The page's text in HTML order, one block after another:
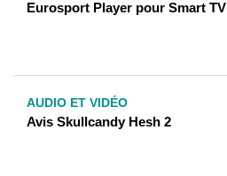
Eurosport Player pour Smart TV
AUDIO ET VIDÉO
Avis Skullcandy Hesh 2